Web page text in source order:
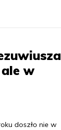
w
doszło nie w